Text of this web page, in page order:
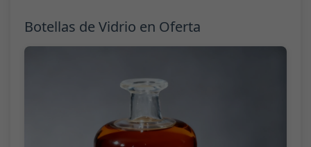
Botellas de Vidrio en Oferta